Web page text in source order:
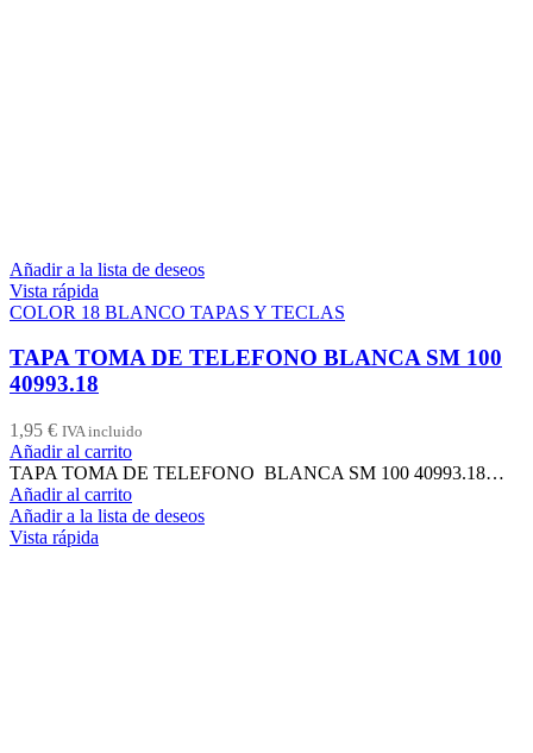
Añadir a la lista de deseos
Vista rápida
COLOR 18 BLANCO TAPAS Y TECLAS
TAPA TOMA DE TELEFONO BLANCA SM 100
40993.18
1,95 € IVA incluido
Añadir al carrito
TAPA TOMA DE TELEFONO BLANCA SM 100 40993.18…
Añadir al carrito
Añadir a la lista de deseos
Vista rápida